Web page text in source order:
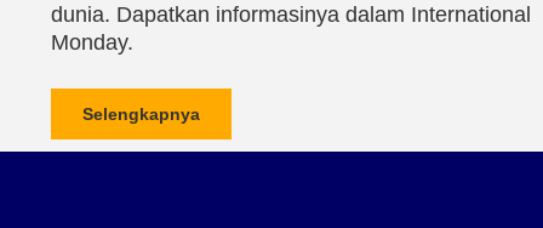
dunia. Dapatkan informasinya dalam International
Monday.
Selengkapnya